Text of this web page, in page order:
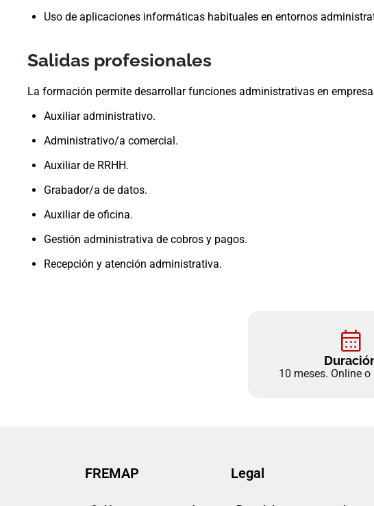
Uso de aplicaciones informáticas habituales en entornos
Salidas profesionales
La formación permite desarrollar funciones administrativas en
Auxiliar administrativo.
Administrativo/a comercial.
Auxiliar de RRHH.
Grabador/a de datos.
Auxiliar de oficina.
Gestión administrativa de cobros y pagos.
Recepción y atención administrativa.
10 meses. Online o
FREMAP Legal